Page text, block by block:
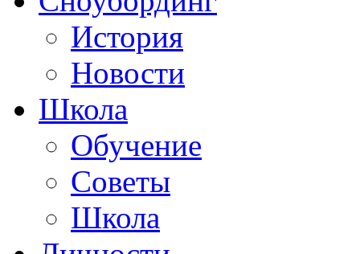
История
Новости
Школа
Обучение
Советы
Школа